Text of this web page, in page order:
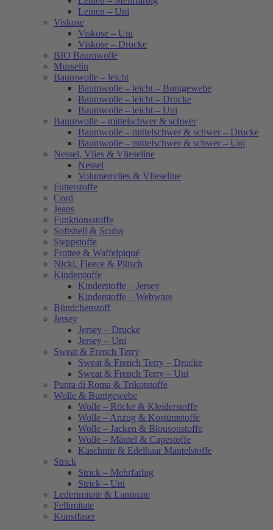
Leinen – Uni
Viskose
Viskose – Uni
Viskose – Drucke
BIO Baumwolle
Musselin
Baumwolle – leicht
Baumwolle – leicht – Buntgewebe
Baumwolle – leicht – Drucke
Baumwolle – leicht – Uni
Baumwolle – mittelschwer & schwer
Baumwolle – mittelschwer & schwer – Drucke
Baumwolle – mittelschwer & schwer – Uni
Nessel, Vlies & Vlieseline
Nessel
Volumenvlies & Vlieseline
Futterstoffe
Cord
Jeans
Funktionsstoffe
Softshell & Scuba
Steppstoffe
Frottee & Waffelpiqué
Nicki, Fleece & Plüsch
Kinderstoffe
Kinderstoffe – Jersey
Kinderstoffe – Webware
Bündchenstoff
Jersey
Jersey – Drucke
Jersey – Uni
Sweat & French Terry
Sweat & French Terry – Drucke
Sweat & French Terry – Uni
Punta di Roma & Trikotstoffe
Wolle & Buntgewebe
Wolle – Röcke & Kleiderstoffe
Wolle – Anzug & Kostümstoffe
Wolle – Jacken & Blousonstoffe
Wolle – Mäntel & Capestoffe
Kaschmir & Edelhaar Mantelstoffe
Strick
Strick – Mehrfarbig
Strick – Uni
Lederimitate & Laminate
Fellimitate
Kunstfaser